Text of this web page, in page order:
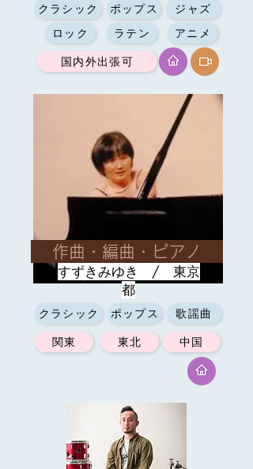
クラシック ポップス
ジャズ
ロック
ラテン
国内外出張可
アニメ
作曲・編曲・ピアノ
すずきみゆき / 東京
都
クラシック ポップス
歌謡曲
関東
東北 中国